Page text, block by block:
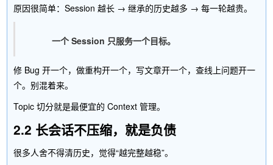
原因很简单：Session 越长 → 继承的历史越多 → 每一轮越贵。
一个 Session 只服务一个目标。
修 Bug 开一个，做重构开一个，写文章开一个，查线上问题开一
个。别混着来。
Topic 切分就是最便宜的 Context 管理。
2.2 长会话不压缩，就是负债
很多人舍不得清历史，觉得“越完整越稳”。